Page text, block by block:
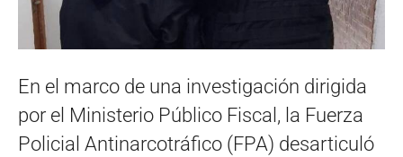
En el marco de una investigación dirigida
por el Ministerio Público Fiscal, la Fuerza
Policial Antinarcotráfico (FPA) desarticuló